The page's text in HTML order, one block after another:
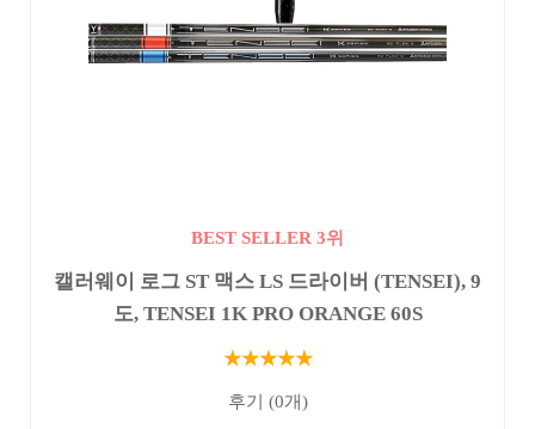
BEST SELLER 3위
캘러웨이 로그 ST 맥스 LS 드라이버 (TENSEI), 9
도, TENSEI 1K PRO ORANGE 60S
★★★★★
후기 (0개)